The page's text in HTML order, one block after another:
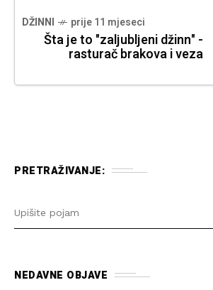
DŽINNI prije 11 mjeseci
Šta je to "zaljubljeni džinn" -
rasturač brakova i veza
PRETRAŽIVANJE:
NEDAVNE OBJAVE